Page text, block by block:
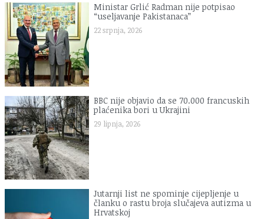
Ministar Grlić Radman nije potpisao
“useljavanje Pakistanaca”
22 srpnja, 2026
BBC nije objavio da se 70.000 francuskih
plaćenika bori u Ukrajini
29 lipnja, 2026
Jutarnji list ne spominje cijepljenje u
članku o rastu broja slučajeva autizma u
Hrvatskoj